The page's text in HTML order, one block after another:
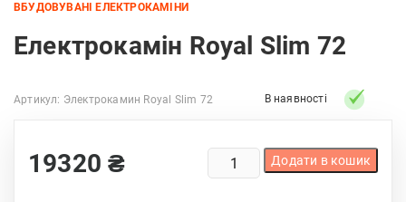
ВБУДОВУВАНІ ЕЛЕКТРОКАМІНИ
Електрокамін Royal Slim 72
Артикул: Электрокамин Royal Slim 72 В наявності
19320₴
ЕЛЕКТРОКАМІН
ROYAL
Додати в кошик